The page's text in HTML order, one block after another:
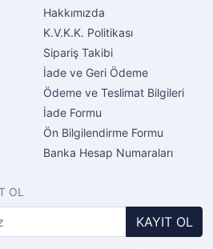
Hakkımızda
K.V.K.K. Politikası
Sipariş Takibi
İade ve Geri Ödeme
Ödeme ve Teslimat Bilgileri
İade Formu
Ön Bilgilendirme Formu
Banka Hesap Numaraları
OL
KAYIT OL